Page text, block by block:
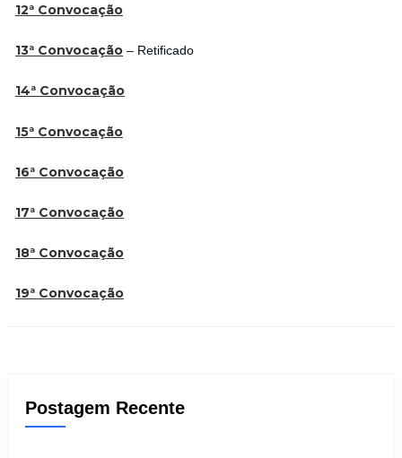
12ª Convocação
13ª Convocação – Retificado
14ª Convocação
15ª Convocação
16ª Convocação
17ª Convocação
18ª Convocação
19ª Convocação
Postagem Recente